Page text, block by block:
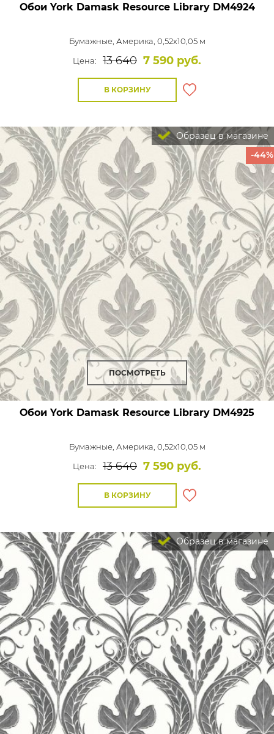
Обои York Damask Resource LibraryDM4924
Бумажные, Америка, 0,52x10,05 м
Цена:
13 640 7 590 руб.
В КОРЗИНУ
Образец в магазине
-44%
ПОСМОТРЕТЬ
Обои York Damask Resource Library DM4925
Бумажные, Америка, 0,52x10,05 м
Цена:
13 640 7 590 руб.
В КОРЗИНУ
Образец в магазине